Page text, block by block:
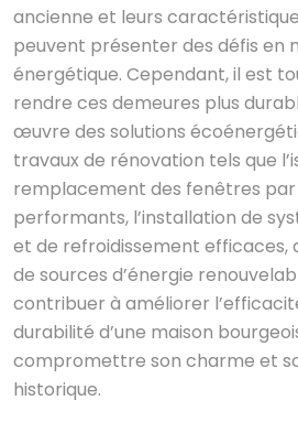
ancienne et leurs
peuvent présenter des défis en
énergétique. Cependant, il est
rendre ces demeures plus
œuvre des solutions
travaux de rénovation tels que
remplacement des fenêtres par
performants, l’installation de
et de refroidissement efficaces,
de sources d’énergie
contribuer à améliorer
durabilité d’une maison
compromettre son charme et
historique.